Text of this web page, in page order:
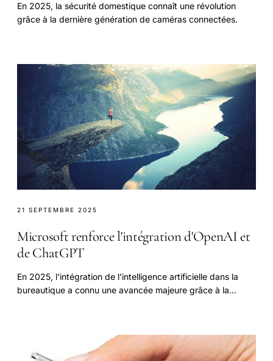
En 2025, la sécurité domestique connaît une révolution
grâce à la dernière génération de caméras connectées.
21 SEPTEMBRE 2025
Microsoft renforce l'intégration d'OpenAI et
de ChatGPT
En 2025, l'intégration de l'intelligence artificielle dans la
bureautique a connu une avancée majeure grâce à la